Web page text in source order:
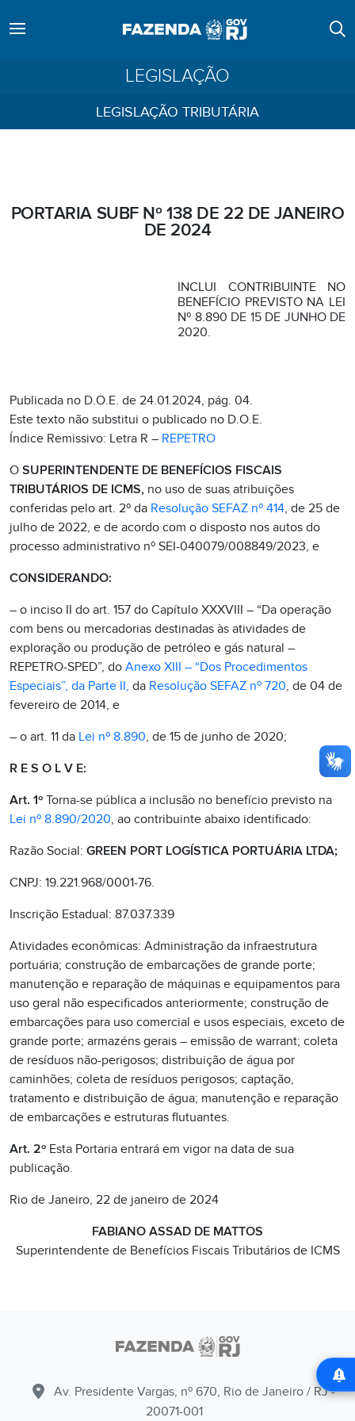
LEGISLAÇÃO
LEGISLAÇÃO TRIBUTÁRIA
PORTARIA SUBF Nº 138 DE 22 DE JANEIRO
DE 2024
INCLUI CONTRIBUINTE NO
BENEFÍCIO PREVISTO NA LEI
Nº 8.890 DE 15 DE JUNHO DE
2020.
Publicada no D.O.E. de 24.01.2024, pág. 04.
Este texto não substitui o publicado no D.O.E.
Índice Remissivo: Letra R – REPETRO
O SUPERINTENDENTE DE BENEFÍCIOS FISCAIS
TRIBUTÁRIOS DE ICMS, no uso de suas atribuições
conferidas pelo art. 2º da Resolução SEFAZ nº 414, de 25 de
julho de 2022, e de acordo com o disposto nos autos do
processo administrativo nº SEI-040079/008849/2023, e
CONSIDERANDO:
– o inciso II do art. 157 do Capítulo XXXVIII – “Da operação
com bens ou mercadorias destinadas às atividades de
exploração ou produção de petróleo e gás natural –
REPETRO-SPED”, do Anexo XIII – “Dos Procedimentos
Especiais”, da Parte II, da Resolução SEFAZ nº 720, de 04 de
fevereiro de 2014, e
– o art. 11 da Lei nº 8.890, de 15 de junho de 2020;
R E S O L V E:
Art. 1º Torna-se pública a inclusão no benefício previsto na
Lei nº 8.890/2020, ao contribuinte abaixo identificado:
Razão Social: GREEN PORT LOGÍSTICA PORTUÁRIA LTDA;
CNPJ: 19.221.968/0001-76.
Inscrição Estadual: 87.037.339
Atividades econômicas: Administração da infraestrutura
portuária; construção de embarcações de grande porte;
manutenção e reparação de máquinas e equipamentos para
uso geral não especificados anteriormente; construção de
embarcações para uso comercial e usos especiais, exceto de
grande porte; armazéns gerais – emissão de warrant; coleta
de resíduos não-perigosos; distribuição de água por
caminhões; coleta de resíduos perigosos; captação,
tratamento e distribuição de água; manutenção e reparação
de embarcações e estruturas flutuantes.
Art. 2º Esta Portaria entrará em vigor na data de sua
publicação.
Rio de Janeiro, 22 de janeiro de 2024
FABIANO ASSAD DE MATTOS
Superintendente de Benefícios Fiscais Tributários de ICMS
Av. Presidente Vargas, nº 670, Rio de Janeiro / RJ -
20071-001